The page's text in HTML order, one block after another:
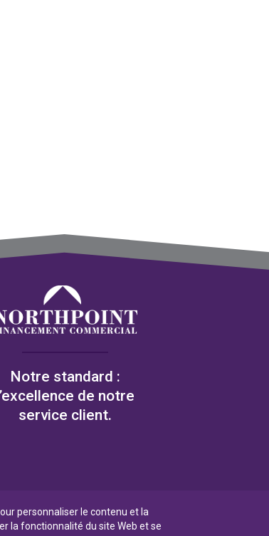
Notre standard :
de notre
service client.
personnaliser le contenu et la
la fonctionnalité du site Web et se